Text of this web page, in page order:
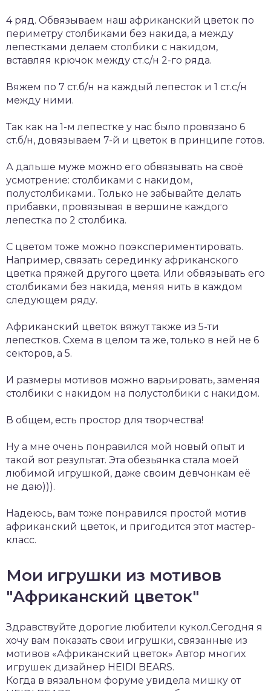
4 ряд. Обвязываем наш африканский цветок по
периметру столбиками без накида, а между
лепестками делаем столбики с накидом,
вставляя крючок между ст.с/н 2-го ряда.
Вяжем по 7 ст.б/н на каждый лепесток и 1 ст.с/н
между ними.
Так как на 1-м лепестке у нас было провязано 6
ст.б/н, довязываем 7-й и цветок в принципе готов.
А дальше муже можно его обвязывать на своё
усмотрение: столбиками с накидом,
полустолбиками.. Только не забывайте делать
прибавки, провязывая в вершине каждого
лепестка по 2 столбика.
С цветом тоже можно поэкспериментировать.
Например, связать серединку африканского
цветка пряжей другого цвета. Или обвязывать его
столбиками без накида, меняя нить в каждом
следующем ряду.
Африканский цветок вяжут также из 5-ти
лепестков. Схема в целом та же, только в ней не 6
секторов, а 5.
И размеры мотивов можно варьировать, заменяя
столбики с накидом на полустолбики с накидом.
В общем, есть простор для творчества!
Ну а мне очень понравился мой новый опыт и
такой вот результат. Эта обезьянка стала моей
любимой игрушкой, даже своим девчонкам её
не даю))).
Надеюсь, вам тоже понравился простой мотив
африканский цветок, и пригодится этот мастер-
класс.
Мои игрушки из мотивов
"Африканский цветок"
Здравствуйте дорогие любители кукол.Сегодня я
хочу вам показать свои игрушки, связанные из
мотивов «Африканский цветок» Автор многих
игрушек дизайнер HEIDI BEARS.
Когда в вязальном форуме увидела мишку от